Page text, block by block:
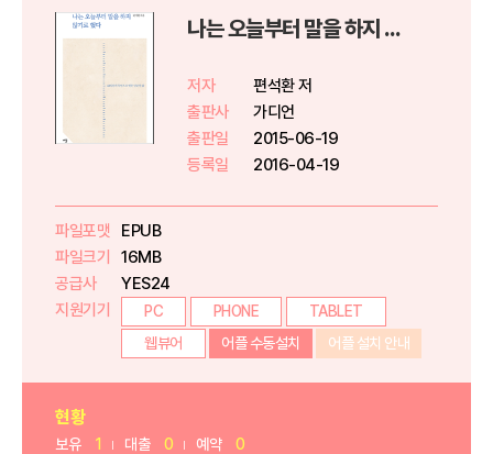
나는 오늘부터 말을 하지 않기로 했다
저자
편석환 저
출판사
가디언
출판일
2015-06-19
등록일
2016-04-19
파일포맷
EPUB
파일크기
16MB
공급사
YES24
지원기기
PC PHONE
TABLET
웹뷰어
어플 수동설치 어플 설치 안내
현황
보유 1 대출 0 예약 0